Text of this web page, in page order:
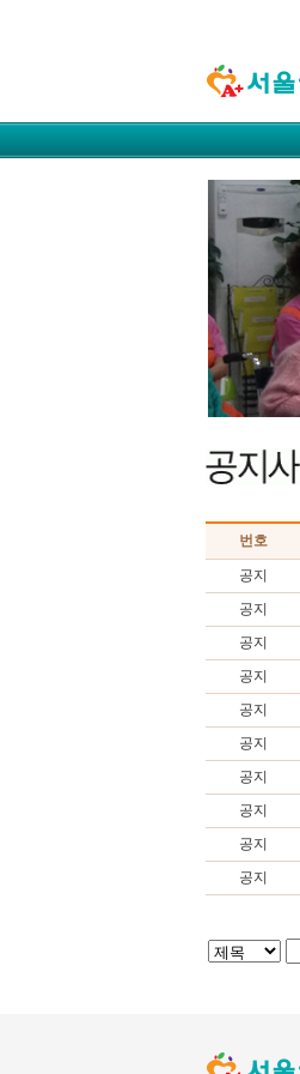
번호
공지
공지
공지
공지
공지
공지
공지
공지
공지
공지